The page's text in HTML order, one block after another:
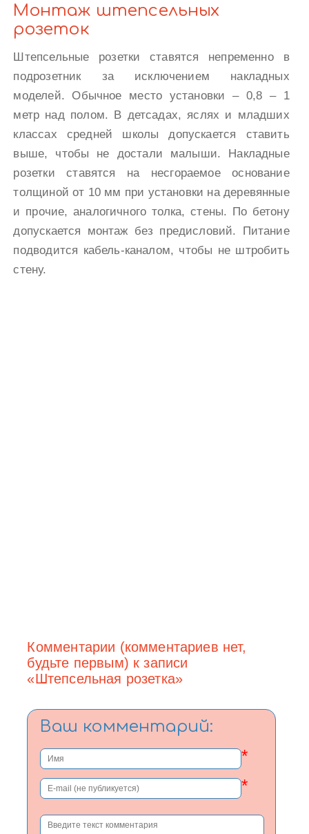
Монтаж штепсельных
розеток
Штепсельные розетки ставятся непременно в
подрозетник за исключением накладных
моделей. Обычное место установки – 0,8 – 1
метр над полом. В детсадах, яслях и младших
классах средней школы допускается ставить
выше, чтобы не достали малыши. Накладные
розетки ставятся на несгораемое основание
толщиной от 10 мм при установки на деревянные
и прочие, аналогичного толка, стены. По бетону
допускается монтаж без предисловий. Питание
подводится кабель-каналом, чтобы не штробить
стену.
Комментарии (комментариев нет,
будьте первым) к записи
«Штепсельная розетка»
Ваш комментарий:
*
*